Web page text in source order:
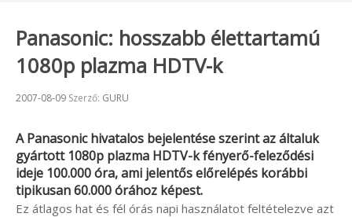
Panasonic: hosszabb élettartamú
1080p plazma HDTV-k
Beküldve:
2007-08-09 Szerző: GURU
APanasonichivatalos bejelentése szerint az általuk
gyártott 1080p plazma HDTV-k fényerő-feleződési
ideje 100.000 óra, ami jelentős előrelépés korábbi
tipikusan 60.000 órához képest.
Ez átlagos hat és fél órás napi használatot feltételezve azt